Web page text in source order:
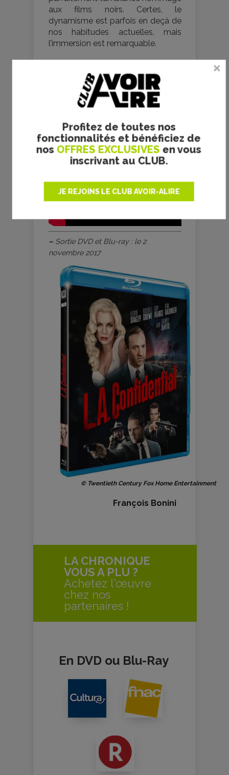
Profitez de toutes nos
fonctionnalités et bénéficiez de
nos OFFRES EXCLUSIVES en vous
inscrivant au CLUB.
JE REJOINS LE CLUB AVOIR-ALIRE
aux films noirs. Certes, le
dynamisme est parfois en deçà de
nos habitudes actuelles, mais
l’immersion est remarquable.
– Sortie DVD et Blu-ray : le 2
novembre 2017
© Twentieth Century Fox Home Entertainment
François Bonini
LA CHRONIQUE
VOUS A PLU ?
Achetez l'œuvre
chez nos
partenaires !
En DVD ou Blu-Ray